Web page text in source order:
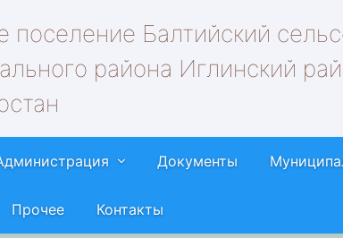
поселение Балтийский
района Иглинский
Документы
Прочее Контакты